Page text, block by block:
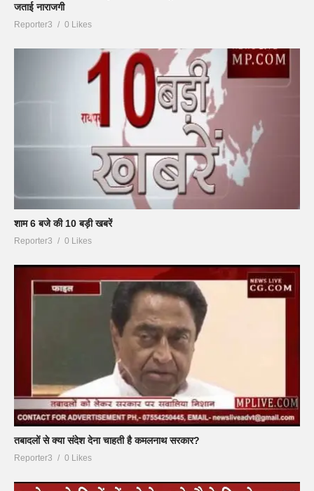
जताई नाराजगी
Reporter3 0 Likes
शाम 6 बजे की 10 बड़ी खबरें
Reporter3 0 Likes
तबादलों से क्या संदेश देना चाहती है कमलनाथ सरकार?
Reporter3 0 Likes